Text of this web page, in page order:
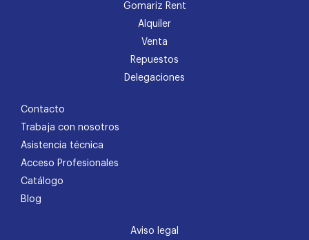
Gomariz Rent
Alquiler
Venta
Repuestos
Delegaciones
Contacto
Trabaja con nosotros
Asistencia técnica
Acceso Profesionales
Catálogo
Blog
Aviso legal